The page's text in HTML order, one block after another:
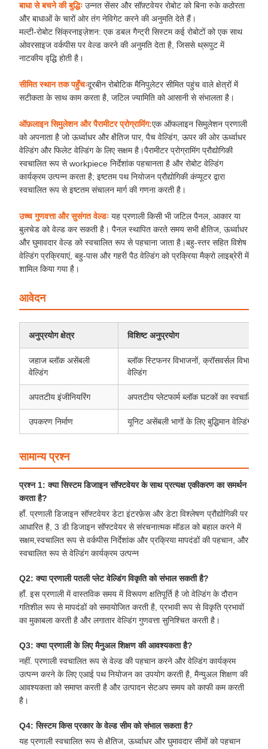
बाधा से बचने की बुद्धिः उन्नत सेंसर और सॉफ़्टवेयर रोबोट को बिना रुके कठोरता
और बाधाओं के चारों ओर तंग नेविगेट करने की अनुमति देते हैं।
मल्टी-रोबोट सिंक्रनाइज़ेशन: एक डबल गैन्ट्री सिस्टम कई रोबोटों को एक साथ
ओवरसाइज वर्कपीस पर वेल्ड करने की अनुमति देता है, जिससे थ्रूपुट में
नाटकीय वृद्धि होती है।
सीमित स्थान तक पहुँचःदूरबीन रोबोटिक मैनिपुलेटर सीमित पहुंच वाले क्षेत्रों में
सटीकता के साथ काम करता है, जटिल ज्यामिति को आसानी से संभालता है।
ऑफ़लाइन सिमुलेशन और पैरामीटर प्रोग्रामिंग:एक ऑफलाइन सिमुलेशन प्रणाली
को अपनाता है जो ऊर्ध्वाधर और क्षैतिज पार, पैच वेल्डिंग, ऊपर की ओर ऊर्ध्वाधर
वेल्डिंग और फिलेट वेल्डिंग के लिए सक्षम है।पैरामीटर प्रोग्रामिंग प्रौद्योगिकी
स्वचालित रूप से workpiece निर्देशांक पहचानता है और रोबोट वेल्डिंग
कार्यक्रम उत्पन्न करता है; इष्टतम पथ नियोजन प्रौद्योगिकी कंप्यूटर द्वारा
स्वचालित रूप से इष्टतम संचालन मार्ग की गणना करती है।
उच्च गुणवत्ता और सुसंगत वेल्डः यह प्रणाली किसी भी जटिल पैनल, आकार या
बुलचेड को वेल्ड कर सकती है। पैनल स्थापित करते समय सभी क्षैतिज, ऊर्ध्वाधर
और घुमावदार वेल्ड को स्वचालित रूप से पहचाना जाता है।बहु-स्तर सहित विशेष
वेल्डिंग प्रक्रियाएं, बहु-पास और गहरी पैठ वेल्डिंग को प्रक्रिया मैक्रो लाइब्रेरी में
शामिल किया गया है।
आवेदन
अनुप्रयोग क्षेत्र विशिष्ट अनुप्रयोग
जहाज ब्लॉक असेंबली
वेल्डिंग
ब्लॉक स्टिफनर विभाजनों, क्रॉसवर्सल
वेल्डिंग
अपतटीय इंजीनियरिंग अपतटीय प्लेटफार्म ब्लॉक घटकों का स्वचालित
उपकरण निर्माण यूनिट असेंबली भागों के लिए बुद्धिमान वेल्डिंग
सामान्य प्रश्न
प्रश्न 1: क्या सिस्टम डिजाइन सॉफ्टवेयर के साथ प्रत्यक्ष एकीकरण का समर्थन
करता है?
हाँ. प्रणाली डिजाइन सॉफ्टवेयर डेटा इंटरफ़ेस और डेटा विश्लेषण प्रौद्योगिकी पर
आधारित है, 3 डी डिजाइन सॉफ्टवेयर से संरचनात्मक मॉडल को बहाल करने में
सक्षम,स्वचालित रूप से वर्कपीस निर्देशांक और प्रक्रिया मापदंडों की पहचान, और
स्वचालित रूप से वेल्डिंग कार्यक्रम उत्पन्न
Q2: क्या प्रणाली पतली प्लेट वेल्डिंग विकृति को संभाल सकती है?
हाँ. इस प्रणाली में वास्तविक समय में विरूपण क्षतिपूर्ति है जो वेल्डिंग के दौरान
गतिशील रूप से मापदंडों को समायोजित करती है, प्रभावी रूप से विकृति प्रभावों
का मुकाबला करती है और लगातार वेल्डिंग गुणवत्ता सुनिश्चित करती है।
Q3: क्या प्रणाली के लिए मैनुअल शिक्षण की आवश्यकता है?
नहीं. प्रणाली स्वचालित रूप से वेल्ड की पहचान करने और वेल्डिंग कार्यक्रम
उत्पन्न करने के लिए एआई पथ नियोजन का उपयोग करती है, मैन्युअल शिक्षण की
आवश्यकता को समाप्त करती है और उत्पादन सेटअप समय को काफी कम करती
है।
Q4: सिस्टम किस प्रकार के वेल्ड सीम को संभाल सकता है?
यह प्रणाली स्वचालित रूप से क्षैतिज, ऊर्ध्वाधर और घुमावदार सीमों को पहचान